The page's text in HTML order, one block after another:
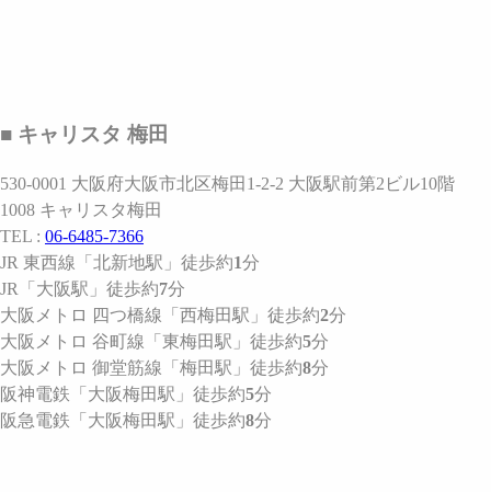
■ キャリスタ 梅田
530-0001 大阪府大阪市北区梅田1-2-2 大阪駅前第2ビル10階
1008 キャリスタ梅田
TEL : 06-6485-7366
JR 東西線 「北新地駅」 徒歩約1分
JR
「大阪駅」 徒歩約7分
大阪メトロ 四つ橋線 「西梅田駅」 徒歩約2分
大阪メトロ 谷町線 「東梅田駅」 徒歩約5分
大阪メトロ 御堂筋線 「梅田駅」 徒歩約8分
阪神電鉄 「大阪梅田駅」 徒歩約5分
阪急電鉄 「大阪梅田駅」 徒歩約8分